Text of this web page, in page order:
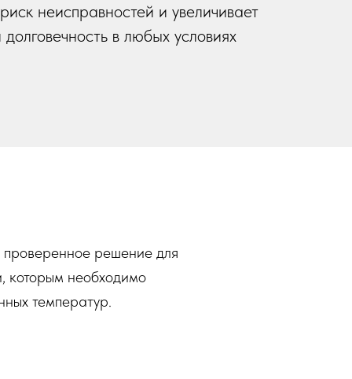
неисправностей и увеличивает
в любых условиях
решение для
которым необходимо
температур.